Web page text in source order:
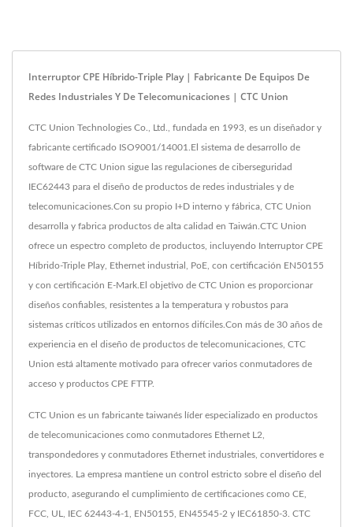
Interruptor CPE Híbrido-Triple Play | Fabricante De Equipos De
Redes Industriales Y De Telecomunicaciones | CTC Union
CTC Union Technologies Co., Ltd., fundada en 1993, es un diseñador y
fabricante certificado ISO9001/14001.El sistema de desarrollo de
software de CTC Union sigue las regulaciones de ciberseguridad
IEC62443 para el diseño de productos de redes industriales y de
telecomunicaciones.Con su propio I+D interno y fábrica, CTC Union
desarrolla y fabrica productos de alta calidad en Taiwán.CTC Union
ofrece un espectro completo de productos, incluyendo Interruptor CPE
Híbrido-Triple Play, Ethernet industrial, PoE, con certificación EN50155
y con certificación E-Mark.El objetivo de CTC Union es proporcionar
diseños confiables, resistentes a la temperatura y robustos para
sistemas críticos utilizados en entornos difíciles.Con más de 30 años de
experiencia en el diseño de productos de telecomunicaciones, CTC
Union está altamente motivado para ofrecer varios conmutadores de
acceso y productos CPE FTTP.
CTC Union es un fabricante taiwanés líder especializado en productos
de telecomunicaciones como conmutadores Ethernet L2,
transpondedores y conmutadores Ethernet industriales, convertidores e
inyectores. La empresa mantiene un control estricto sobre el diseño del
producto, asegurando el cumplimiento de certificaciones como CE,
FCC, UL, IEC 62443-4-1, EN50155, EN45545-2 y IEC61850-3. CTC